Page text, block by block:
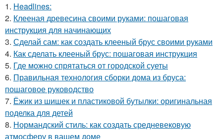
1. Headlines:
2. Клееная древесина своими руками: пошаговая
инструкция для начинающих
3. Сделай сам: как создать клееный брус своими руками
4. Как сделать клееный брус: пошаговая инструкция
5. Где можно спрятаться от городской суеты
6. Правильная технология сборки дома из бруса:
пошаговое руководство
7. Ёжик из шишек и пластиковой бутылки: оригинальная
поделка для детей
8. Нормандский стиль: как создать средневековую
атмосферу в вашем доме